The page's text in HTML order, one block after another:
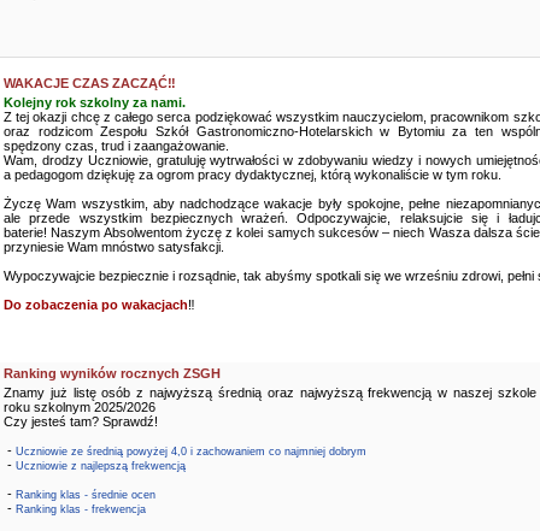
WAKACJE CZAS ZACZĄĆ‼️
Kolejny rok szkolny za nami.
Z tej okazji chcę z całego serca podziękować wszystkim nauczycielom, pracownikom
oraz rodzicom Zespołu Szkół Gastronomiczno-Hotelarskich w Bytomiu za ten
spędzony czas, trud i zaangażowanie.
Wam, drodzy Uczniowie, gratuluję wytrwałości w zdobywaniu wiedzy i nowych
a pedagogom dziękuję za ogrom pracy dydaktycznej, którą wykonaliście w tym roku.
Życzę Wam wszystkim, aby nadchodzące wakacje były spokojne, pełne
ale przede wszystkim bezpiecznych wrażeń. Odpoczywajcie, relaksujcie się i
baterie! Naszym Absolwentom życzę z kolei samych sukcesów – niech Wasza dalsza
przyniesie Wam mnóstwo satysfakcji.
Wypoczywajcie bezpiecznie i rozsądnie, tak abyśmy spotkali się we wrześniu zdrowi, pełni
Do zobaczenia po wakacjach‼️
Ranking wyników rocznych ZSGH
Znamy już listę osób z najwyższą średnią oraz najwyższą frekwencją w naszej szkole
roku szkolnym 2025/2026
Czy jesteś tam? Sprawdź!
- Uczniowie ze średnią powyżej 4,0 i zachowaniem co najmniej dobrym
- Uczniowie z najlepszą frekwencją
- Ranking klas - średnie ocen
- Ranking klas - frekwencja